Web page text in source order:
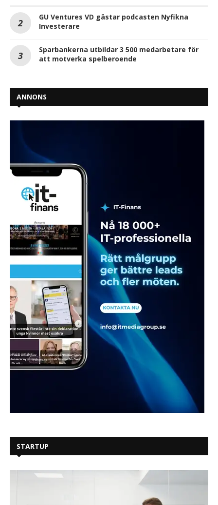
GU Ventures VD gästar podcasten Nyfikna
Investerare
Sparbankerna utbildar 3 500 medarbetare för
att motverka spelberoende
ANNONS
STARTUP